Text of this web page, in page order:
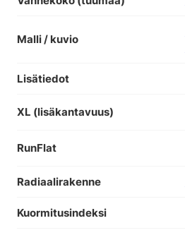
Malli / kuvio
Lisätiedot
XL (lisäkantavuus)
RunFlat
Radiaalirakenne
Kuormitusindeksi